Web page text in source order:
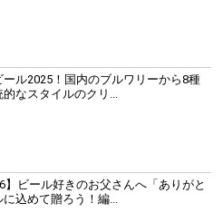
ール2025！国内のブルワリーから8種
なスタイルのクリ...
】ビール好きのお父さんへ「ありがと
込めて贈ろう！編...